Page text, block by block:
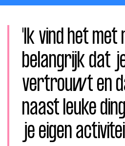
Word
Nieuws
'Ik vind het met
belangrijk dat
vertrouwt en
naast leuke
je eigen